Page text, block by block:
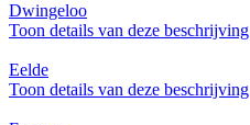
Dwingeloo
Toon details van deze beschrijving
Eelde
Toon details van deze beschrijving